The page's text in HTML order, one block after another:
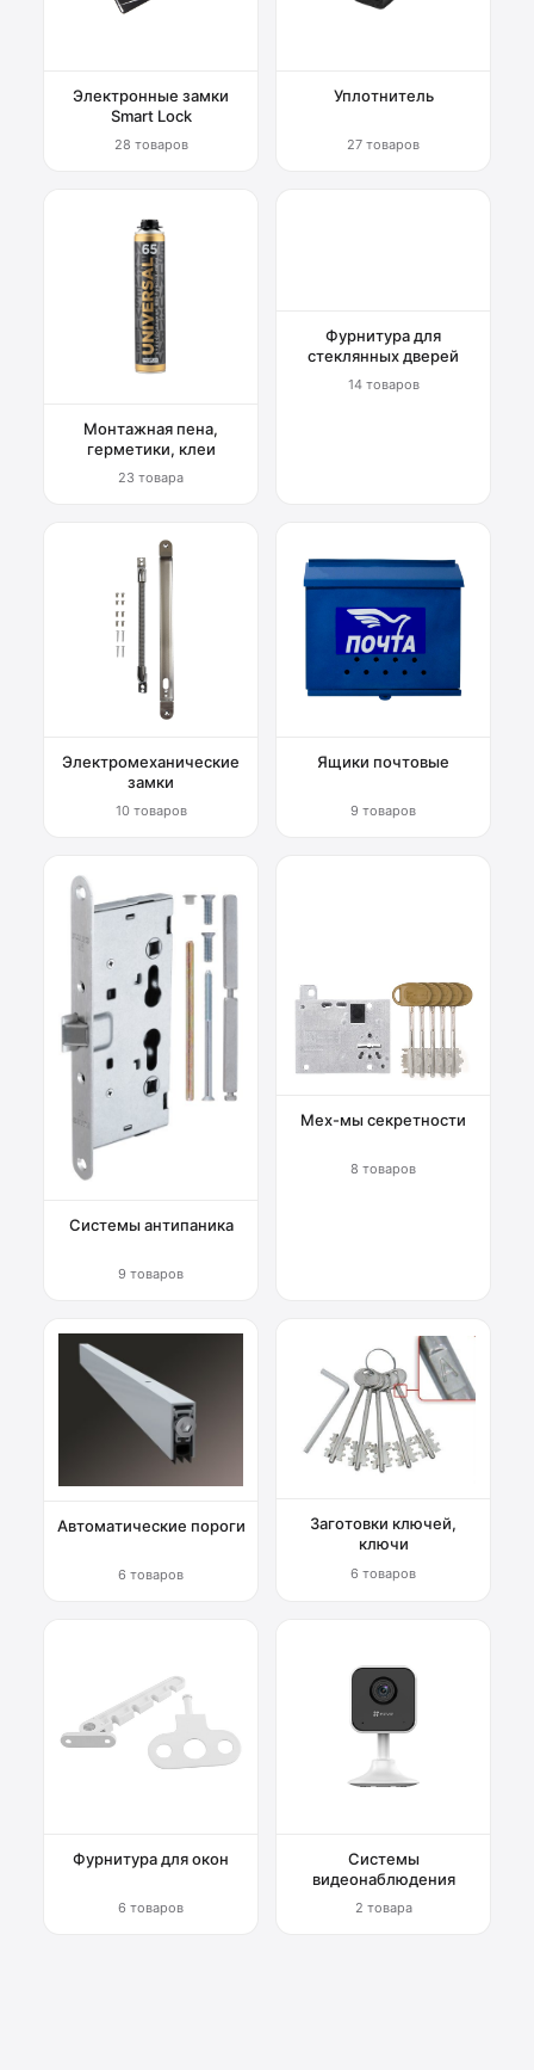
Электронные замки
Smart Lock
28 товаров
Уплотнитель
27 товаров
Монтажная пена,
герметики, клеи
23 товара
Фурнитура для
стеклянных дверей
14 товаров
Электромеханические
замки
10 товаров
Ящики почтовые
9 товаров
Системы антипаника
9 товаров
Мех-мы секретности
8 товаров
Автоматические пороги
6 товаров
Заготовки ключей,
ключи
6 товаров
Фурнитура для окон
6 товаров
Системы
видеонаблюдения
2 товара